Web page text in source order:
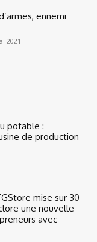
ennemi
2021
potable :
de production
mise sur 30
une nouvelle
avec